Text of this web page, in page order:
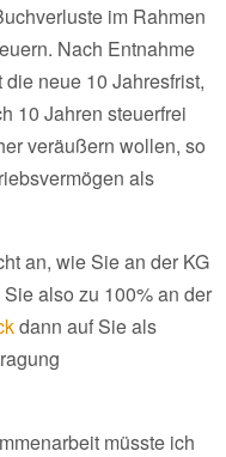
im Rahmen
Nach Entnahme
neue 10 Jahresfrist,
10 Jahren steuerfrei
veräußern wollen, so
als
an, wie Sie an der KG
also zu 100% an der
dann auf Sie als
müsste ich